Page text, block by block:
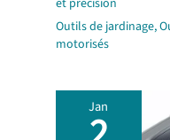
et précision
Outils de jardinage,
motorisés
Jan